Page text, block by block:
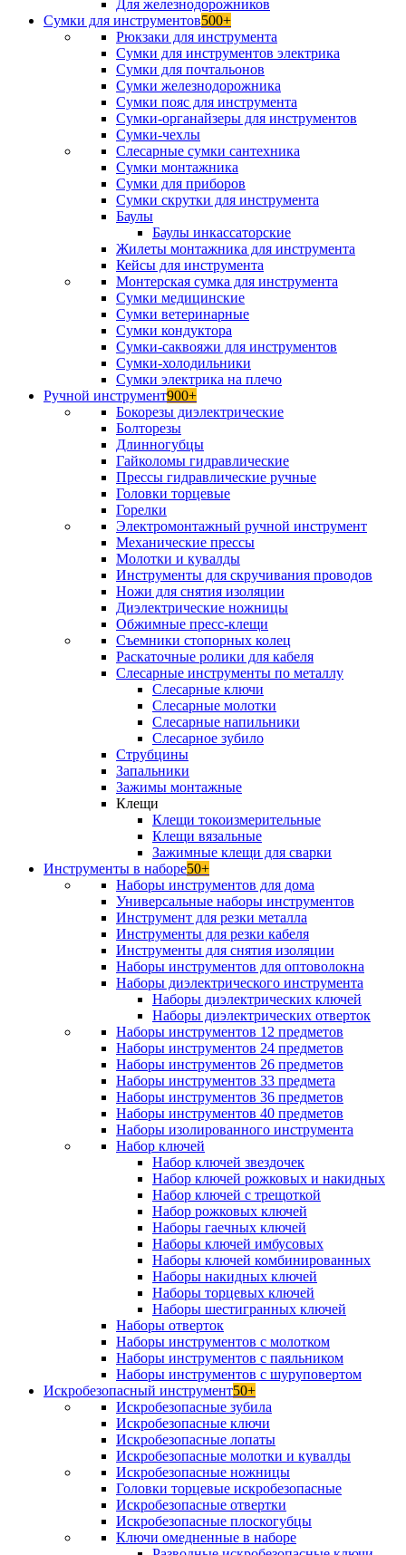
Для железнодорожников
Сумки для инструментов500+
Рюкзаки для инструмента
Сумки для инструментов электрика
Сумки для почтальонов
Сумки железнодорожника
Сумки пояс для инструмента
Сумки-органайзеры для инструментов
Сумки-чехлы
Слесарные сумки сантехника
Сумки монтажника
Сумки для приборов
Сумки скрутки для инструмента
Баулы
Баулы инкассаторские
Жилеты монтажника для инструмента
Кейсы для инструмента
Монтерская сумка для инструмента
Сумки медицинские
Сумки ветеринарные
Сумки кондуктора
Сумки-саквояжи для инструментов
Сумки-холодильники
Сумки электрика на плечо
Ручной инструмент900+
Бокорезы диэлектрические
Болторезы
Длинногубцы
Гайколомы гидравлические
Прессы гидравлические ручные
Головки торцевые
Горелки
Электромонтажный ручной инструмент
Механические прессы
Молотки и кувалды
Инструменты для скручивания проводов
Ножи для снятия изоляции
Диэлектрические ножницы
Обжимные пресс-клещи
Съемники стопорных колец
Раскаточные ролики для кабеля
Слесарные инструменты по металлу
Слесарные ключи
Слесарные молотки
Слесарные напильники
Слесарное зубило
Струбцины
Запальники
Зажимы монтажные
Клещи
Клещи токоизмерительные
Клещи вязальные
Зажимные клещи для сварки
Инструменты в наборе50+
Наборы инструментов для дома
Универсальные наборы инструментов
Инструмент для резки металла
Инструменты для резки кабеля
Инструменты для снятия изоляции
Наборы инструментов для оптоволокна
Наборы диэлектрического инструмента
Наборы диэлектрических ключей
Наборы диэлектрических отверток
Наборы инструментов 12 предметов
Наборы инструментов 24 предметов
Наборы инструментов 26 предметов
Наборы инструментов 33 предмета
Наборы инструментов 36 предметов
Наборы инструментов 40 предметов
Наборы изолированного инструмента
Набор ключей
Набор ключей звездочек
Набор ключей рожковых и накидных
Набор ключей с трещоткой
Набор рожковых ключей
Наборы гаечных ключей
Наборы ключей имбусовых
Наборы ключей комбинированных
Наборы накидных ключей
Наборы торцевых ключей
Наборы шестигранных ключей
Наборы отверток
Наборы инструментов с молотком
Наборы инструментов с паяльником
Наборы инструментов с шуруповертом
Искробезопасный инструмент50+
Искробезопасные зубила
Искробезопасные ключи
Искробезопасные лопаты
Искробезопасные молотки и кувалды
Искробезопасные ножницы
Головки торцевые искробезопасные
Искробезопасные отвертки
Искробезопасные плоскогубцы
Ключи омедненные в наборе